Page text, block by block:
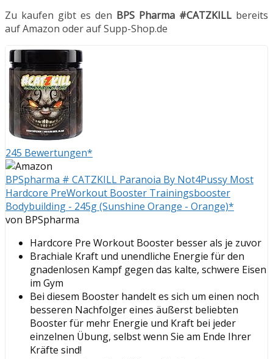
Zu kaufen gibt es den BPS Pharma #CATZKILL bereits
auf Amazon oder auf Supp-Shop.de
245 Bewertungen*
BPSpharma # CATZKILL Paranoia By Not4Pussy Most
Hardcore PreWorkout Booster Trainingsbooster
Bodybuilding - 245g (Sunshine Orange - Orange)*
von BPSpharma
Hardcore Pre Workout Booster besser als je zuvor
Brachiale Kraft und unendliche Energie für den
gnadenlosen Kampf gegen das kalte, schwere Eisen
im Gym
Bei diesem Booster handelt es sich um einen noch
besseren Nachfolger eines äußerst beliebten
Booster für mehr Energie und Kraft bei jeder
einzelnen Übung, selbst wenn Sie am Ende Ihrer
Kräfte sind!